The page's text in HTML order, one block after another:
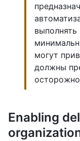
могут
должны
Enabling